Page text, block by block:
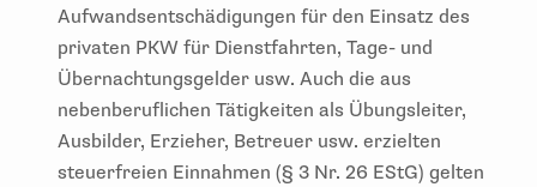
Aufwandsentschädigungen für den Einsatz des
privaten PKW für Dienstfahrten, Tage- und
Übernachtungsgelder usw. Auch die aus
nebenberuflichen Tätigkeiten als Übungsleiter,
Ausbilder, Erzieher, Betreuer usw. erzielten
steuerfreien Einnahmen (§ 3 Nr. 26 EStG) gelten